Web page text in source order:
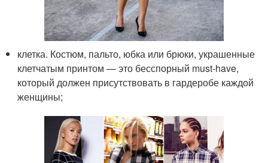
клетка. Костюм, пальто, юбка или брюки, украшенные
клетчатым принтом — это бесспорный must-have,
который должен присутствовать в гардеробе каждой
женщины;